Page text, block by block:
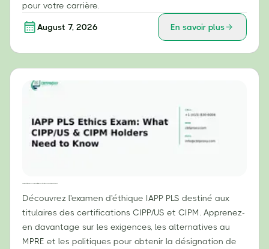
pour votre carrière.
August 7, 2026 En savoir plus
Découvrez l'examen d'éthique IAPP PLS destiné aux
titulaires des certifications CIPP/US et CIPM. Apprenez-
en davantage sur les exigences, les alternatives au
MPRE et les politiques pour obtenir la désignation de